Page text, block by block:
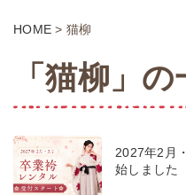
HOME > 猫柳
「猫柳」
2027年2月
始しました